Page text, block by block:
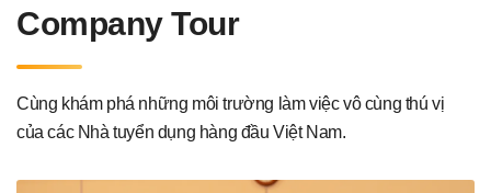
Company Tour
Cùng khám phá những môi trường làm việc vô cùng thú vị
của các Nhà tuyển dụng hàng đầu Việt Nam.